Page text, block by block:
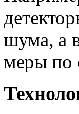
шума, а
меры по